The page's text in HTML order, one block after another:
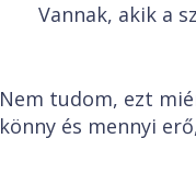
Vannak, akik a
Nem tudom, ezt
könny és mennyi